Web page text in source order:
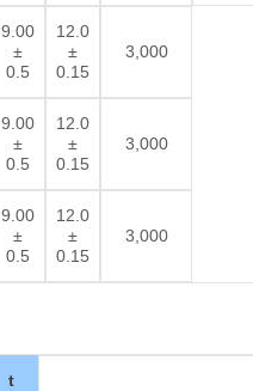
9.00
±
0.5
12.0
±
0.15
3,000
9.00
±
0.5
12.0
±
0.15
3,000
9.00
±
0.5
12.0
±
0.15
3,000
t